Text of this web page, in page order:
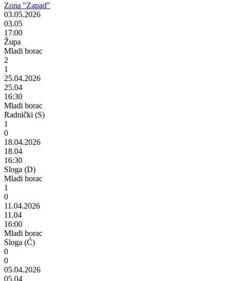
Zona "Zapad"
03.05.2026
03.05
17:00
Župa
Mladi borac
2
1
25.04.2026
25.04
16:30
Mladi borac
Radnički (S)
1
0
18.04.2026
18.04
16:30
Sloga (D)
Mladi borac
1
0
11.04.2026
11.04
16:00
Mladi borac
Sloga (Ć)
0
0
05.04.2026
05.04